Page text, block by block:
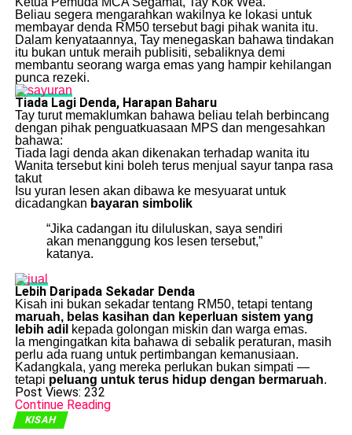
Beliau segera mengarahkan wakilnya ke lokasi untuk
membayar denda RM50 tersebut bagi pihak wanita itu.
Dalam kenyataannya, Tay menegaskan bahawa tindakan
itu bukan untuk meraih publisiti, sebaliknya demi
membantu seorang warga emas yang hampir kehilangan
punca rezeki.
Tiada Lagi Denda, Harapan Baharu
Tay turut memaklumkan bahawa beliau telah berbincang
dengan pihak penguatkuasaan MPS dan mengesahkan
bahawa:
Tiada lagi denda akan dikenakan terhadap wanita itu
Wanita tersebut kini boleh terus menjual sayur tanpa rasa
takut
Isu yuran lesen akan dibawa ke mesyuarat untuk
dicadangkan bayaran simbolik
“Jika cadangan itu diluluskan, saya sendiri
akan menanggung kos lesen tersebut,”
katanya.
Lebih Daripada Sekadar Denda
Kisah ini bukan sekadar tentang RM50, tetapi tentang
maruah, belas kasihan dan keperluan sistem yang
lebih adil kepada golongan miskin dan warga emas.
Ia mengingatkan kita bahawa di sebalik peraturan, masih
perlu ada ruang untuk pertimbangan kemanusiaan.
Kadangkala, yang mereka perlukan bukan simpati —
tetapi peluang untuk terus hidup dengan bermaruah.
Post Views: 232
Continue Reading
KISAH